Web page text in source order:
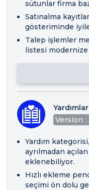
sütunlar firma
Satınalma
gösteriminde
Talep işlemler
listesi modernize
Yardımlar
Version :
Yardım
ayrılmadan
eklenebiliyor.
Hızlı ekleme
seçimi ön dolu